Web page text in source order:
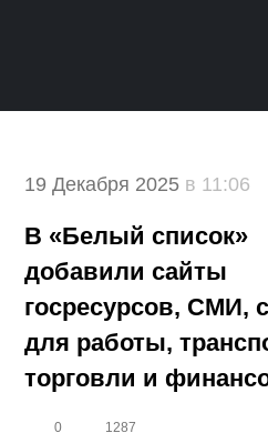
19 Декабря 2025 в 11:06
В «Белый список»
добавили сайты
госресурсов, СМИ,
для работы,
торговли и
0 1287